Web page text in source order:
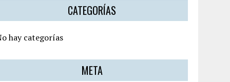
CATEGORÍAS
hay categorías
META